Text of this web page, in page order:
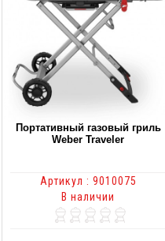
Портативный газовый гриль
Weber Traveler
Артикул : 9010075
В наличии